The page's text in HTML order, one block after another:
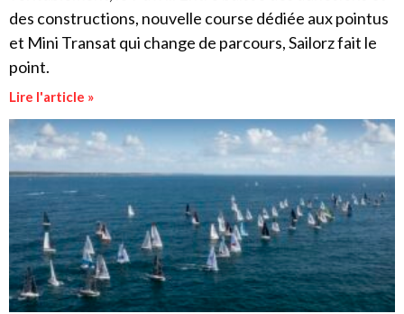
des constructions, nouvelle course dédiée aux pointus
et Mini Transat qui change de parcours, Sailorz fait le
point.
Lire l'article »